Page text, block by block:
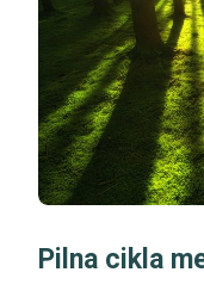
Pilna cikla